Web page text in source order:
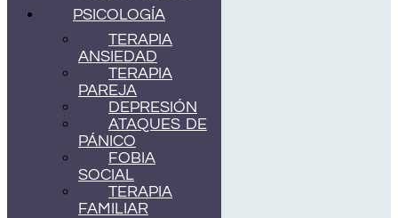
PSICOLOGÍA
TERAPIA
ANSIEDAD
TERAPIA
PAREJA
DEPRESIÓN
ATAQUES DE
PÁNICO
FOBIA
SOCIAL
TERAPIA
FAMILIAR